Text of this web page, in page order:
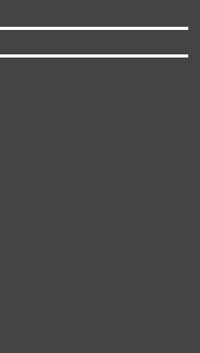
विकल्प संबंधी कवायद
कहा,‘‘इसके परिणामस्वरूप भारत
के लिये पराक्रम के साथ संघर्ष